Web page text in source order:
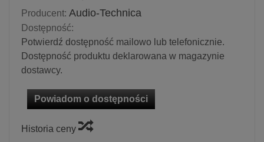
Producent: Audio-Technica
Dostępność:
Potwierdź dostępność mailowo lub telefonicznie.
Dostępność produktu deklarowana w magazynie
dostawcy.
Powiadom o dostępności
Historia ceny